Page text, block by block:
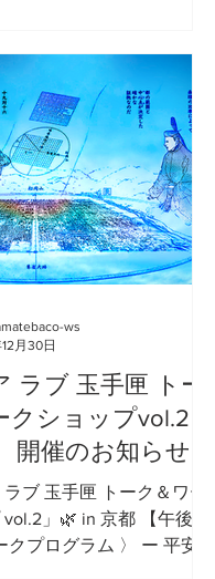
手匣 トー
クショップvol.2」
催のお知らせ
手匣 トーク＆ワー
」🌿 in 京都 【午後の
クプログラム 〉 ー 平安京
ws
月30日